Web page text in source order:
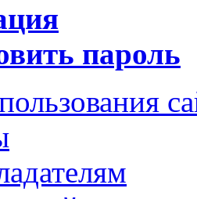
пароль